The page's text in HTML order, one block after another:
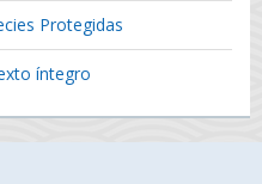
Protegidas
íntegro